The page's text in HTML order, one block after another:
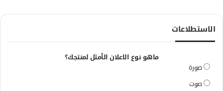
الاستطلاعات
ماهو نوع الاعلان الأمثل لمنتجك؟
صورة
صوت